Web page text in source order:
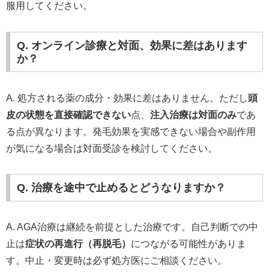
服用してください。
Q. オンライン診療と対面、効果に差はあります
か？
A. 処方される薬の成分・効果に差はありません。ただし頭
皮の状態を直接確認できない点、 注入治療は対面のみであ
る点が異なります。発毛効果を実感できない場合や副作用
が気になる場合は対面受診を検討してください。
Q. 治療を途中で止めるとどうなりますか？
A. AGA治療は継続を前提とした治療です。自己判断での中
止は症状の再進行（再脱毛） につながる可能性がありま
す。中止・変更時は必ず処方医にご相談ください。